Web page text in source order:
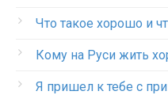
Что такое хорошо и
Кому на Руси жить
Я пришел к тебе с